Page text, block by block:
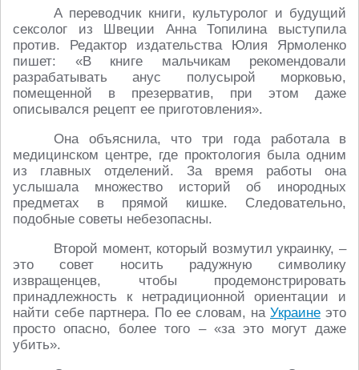
А переводчик книги, культуролог и будущий
сексолог из Швеции Анна Топилина выступила
против. Редактор издательства Юлия Ярмоленко
пишет: «В книге мальчикам рекомендовали
разрабатывать анус полусырой морковью,
помещенной в презерватив, при этом даже
описывался рецепт ее приготовления».
Она объяснила, что три года работала в
медицинском центре, где проктология была одним
из главных отделений. За время работы она
услышала множество историй об инородных
предметах в прямой кишке. Следовательно,
подобные советы небезопасны.
Второй момент, который возмутил украинку, –
это совет носить радужную символику
извращенцев, чтобы продемонстрировать
принадлежность к нетрадиционной ориентации и
найти себе партнера. По ее словам, на Украине это
просто опасно, более того – «за это могут даже
убить».